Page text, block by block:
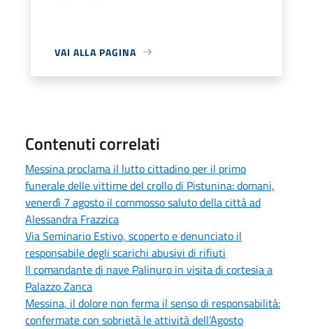
VAI ALLA PAGINA
Contenuti correlati
Messina proclama il lutto cittadino per il primo
funerale delle vittime del crollo di Pistunina: domani,
venerdì 7 agosto il commosso saluto della città ad
Alessandra Frazzica
Via Seminario Estivo, scoperto e denunciato il
responsabile degli scarichi abusivi di rifiuti
Il comandante di nave Palinuro in visita di cortesia a
Palazzo Zanca
Messina, il dolore non ferma il senso di responsabilità:
confermate con sobrietà le attività dell’Agosto